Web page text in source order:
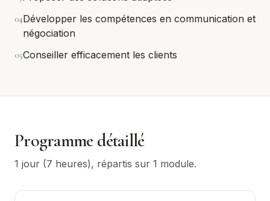
04Développer les compétences en communication et
négociation
05Conseiller efficacement les clients
Programme détaillé
1 jour (7 heures), répartis sur 1 module.